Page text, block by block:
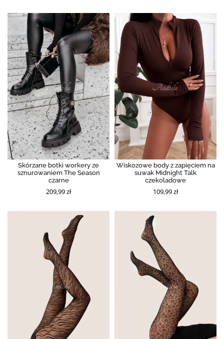
Skórzane botki workery ze
sznurowaniem The Season
czarne
209,99 zł
Wiskozowe body z zapięciem na
suwak Midnight Talk
czekoladowe
109,99 zł